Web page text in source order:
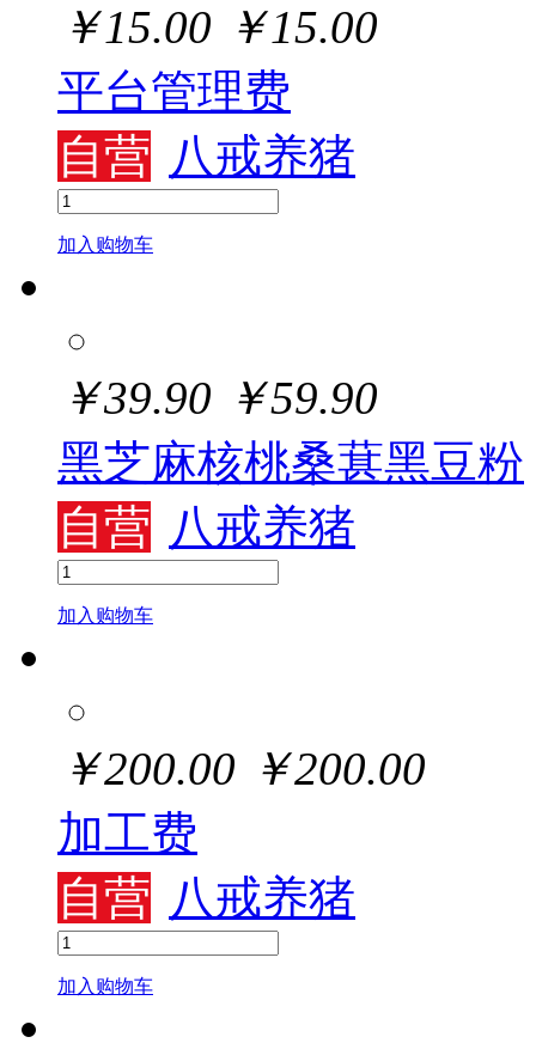
￥15.00 ￥15.00
平台管理费
自营 八戒养猪
加入购物车
￥39.90 ￥59.90
黑芝麻核桃桑葚黑豆粉
自营 八戒养猪
加入购物车
￥200.00 ￥200.00
加工费
自营 八戒养猪
加入购物车